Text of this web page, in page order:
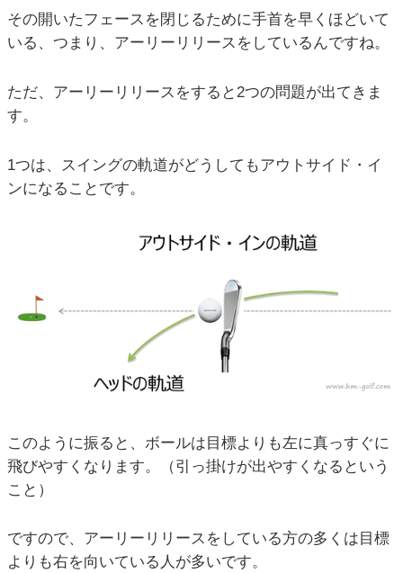
その開いたフェースを閉じるために手首を早くほどいて
いる、つまり、アーリーリリースをしているんですね。
ただ、アーリーリリースをすると2つの問題が出てきま
す。
1つは、スイングの軌道がどうしてもアウトサイド・イ
ンになることです。
このように振ると、ボールは目標よりも左に真っすぐに
飛びやすくなります。（引っ掛けが出やすくなるという
こと）
ですので、アーリーリリースをしている方の多くは目標
よりも右を向いている人が多いです。